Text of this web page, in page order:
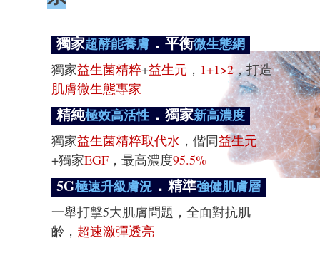
獨家超酵能養膚．平衡微生態網
獨家益生菌精粹+益生元 ， 1+1>2 ，打造
肌膚微生態專家
精純極效高活性．獨家新高濃度
獨家益生菌精粹取代水 ，偕同益生元
+獨家EGF ，最高濃度95.5%
5G極速升級膚況．精準強健肌膚層
一舉打擊5大肌膚問題，全面對抗肌
齡， 超速激彈透亮